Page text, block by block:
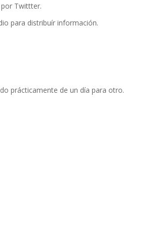
Twittter.
para distribuí­r información.
prácticamente de un dí­a para otro.